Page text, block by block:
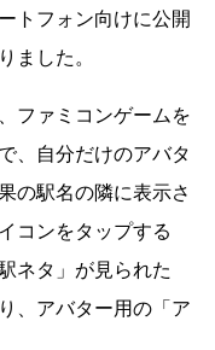
トフォン向けに公開
ました。
ファミコンゲームを
、自分だけのアバタ
の駅名の隣に表示さ
コンをタップする
ネタ」が見られた
、アバター用の「ア